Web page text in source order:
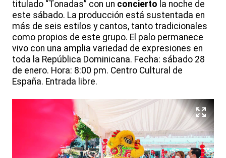
titulado “Tonadas” con un concierto la noche de
este sábado. La producción está sustentada en
más de seis estilos y cantos, tanto tradicionales
como propios de este grupo. El palo permanece
vivo con una amplia variedad de expresiones en
toda la República Dominicana. Fecha: sábado 28
de enero. Hora: 8:00 pm. Centro Cultural de
España. Entrada libre.